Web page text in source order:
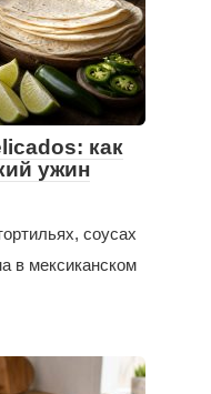
как
ужин
соусах
в мексиканском